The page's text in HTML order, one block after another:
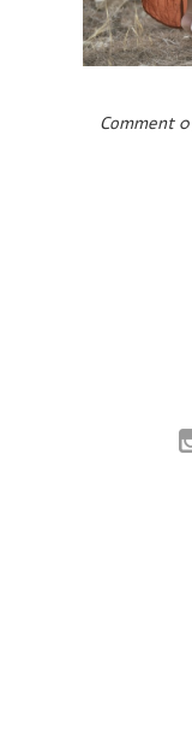
0 Comment